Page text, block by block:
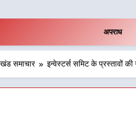
अपराध
समाचार इन्वेस्टर्स समिट के प्रस्तावों